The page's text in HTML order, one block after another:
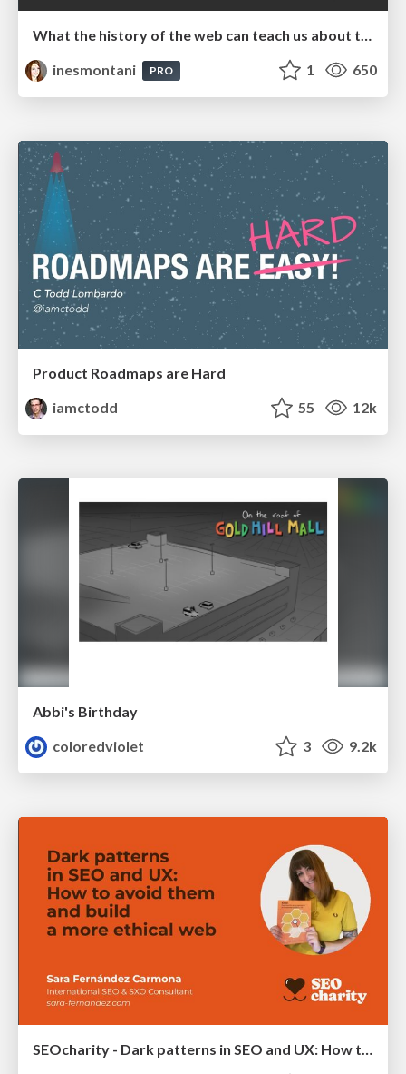
What the history of the web can teach us about the future of AI
inesmontani
PRO 1 650
Product Roadmaps are Hard
iamctodd
55 12k
Abbi's Birthday
coloredviolet
3 9.2k
SEOcharity - Dark patterns in SEO and UX: How to avoid them and build a more ethical web